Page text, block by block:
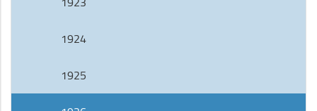
1924
1925